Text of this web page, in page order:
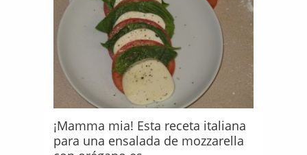
¡Mamma mia! Esta receta italiana
para una ensalada de mozzarella